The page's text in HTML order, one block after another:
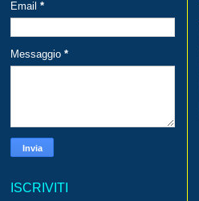
Email *
Messaggio *
ISCRIVITI